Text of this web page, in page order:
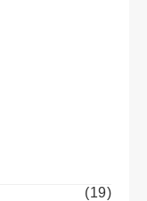
(19)